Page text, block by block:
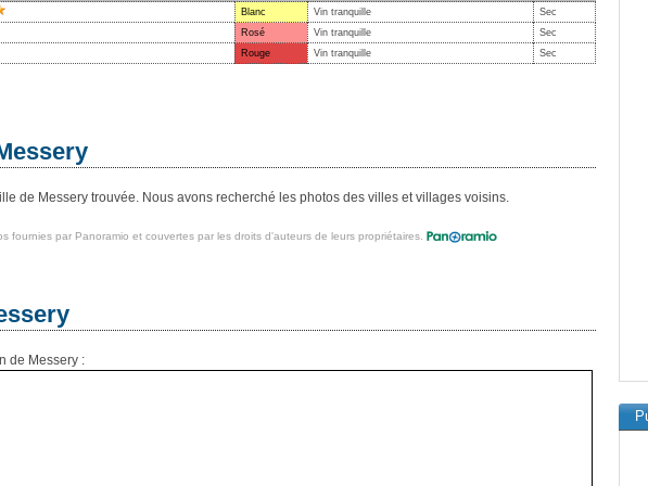
Blanc Vin tranquille
Sec
Rosé Vin tranquille
Sec
Rouge Vin tranquille Sec
de Messery trouvée. Nous avons recherché les photos des villes et villages voisins.
fournies par Panoramio et couvertes par les droits d'auteurs de leurs propriétaires.
de Messery :